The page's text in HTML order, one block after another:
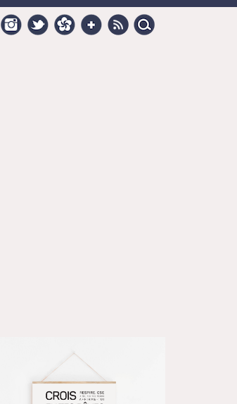
Search
for:
FacebookInstagramTwitter HellocotonGoogle +
RSS